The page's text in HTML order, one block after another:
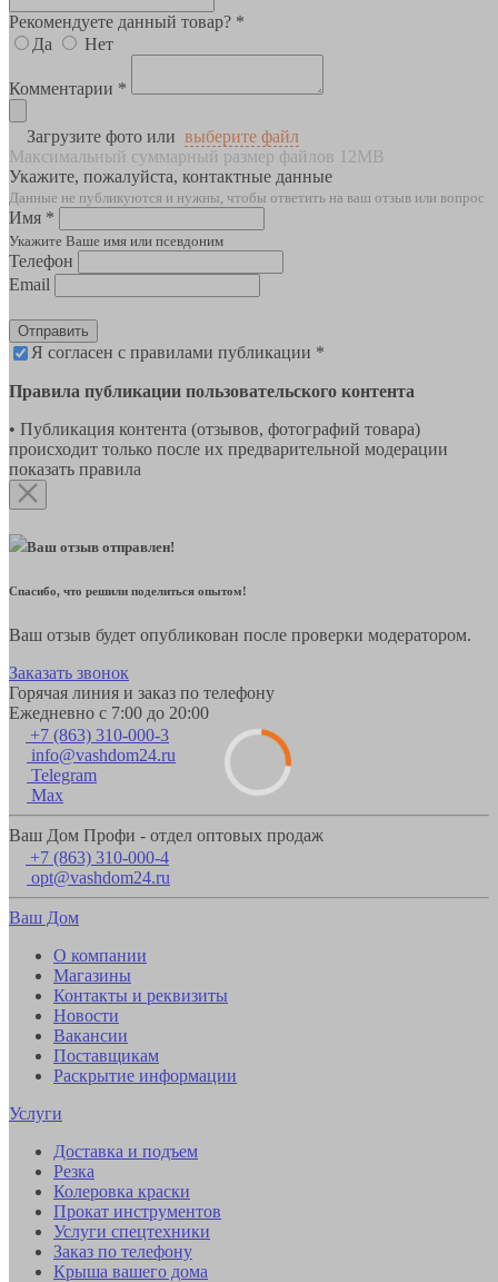
Рекомендуете данный товар? *
Да
Нет
Комментарии *
Загрузите фото или выберите файл
Максимальный суммарный размер файлов 12MB
Укажите, пожалуйста, контактные данные
Данные не публикуются и нужны, чтобы ответить на ваш отзыв или вопрос
Имя *
Укажите Ваше имя или псевдоним
Телефон
Email
Отправить
Я согласен с правилами публикации *
Правила публикации пользовательского контента
• Публикация контента (отзывов, фотографий товара)
происходит только после их предварительной модерации
показать правила
Ваш отзыв отправлен!
Спасибо, что решили поделиться опытом!
Ваш отзыв будет опубликован после проверки модератором.
Заказать звонок
Горячая линия и заказ по телефону
Ежедневно с 7:00 до 20:00
+7 (863) 310-000-3
info@vashdom24.ru
Telegram
Max
Ваш Дом Профи - отдел оптовых продаж
+7 (863) 310-000-4
opt@vashdom24.ru
Ваш Дом
О компании
Магазины
Контакты и реквизиты
Новости
Вакансии
Поставщикам
Раскрытие информации
Услуги
Доставка и подъем
Резка
Колеровка краски
Прокат инструментов
Услуги спецтехники
Заказ по телефону
Крыша вашего дома